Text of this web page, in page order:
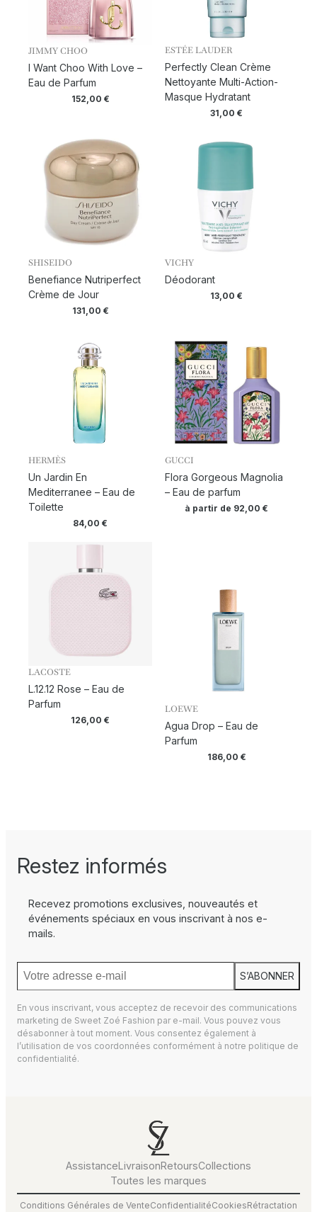
JIMMY CHOO
I Want Choo With Love –
Eau de Parfum
152,00 €
ESTÉE LAUDER
Perfectly Clean Crème
Nettoyante Multi-Action-
Masque Hydratant
31,00€
SHISEIDO
Benefiance Nutriperfect
Crème de Jour
131,00 €
VICHY
Déodorant
13,00€
HERMÈS
Un Jardin En
Mediterranee – Eau de
Toilette
84,00€
GUCCI
Flora Gorgeous Magnolia
– Eau de parfum
à partir de 92,00€
LACOSTE
L.12.12 Rose – Eau de
Parfum
126,00€
LOEWE
Agua Drop – Eau de
Parfum
186,00 €
Restez informés
Recevez promotions exclusives, nouveautés et
événements spéciaux en vous inscrivant à nos e-
mails.
S’ABONNER
En vous inscrivant, vous acceptez de recevoir des communications
marketing de Sweet Zoé Fashion par e-mail. Vous pouvez vous
désabonner à tout moment. Vous consentez également à
l’utilisation de vos coordonnées conformément à notre politique de
confidentialité.
AssistanceLivraisonRetoursCollections
Toutes les marques
Conditions Générales de VenteConfidentialitéCookiesRétractation